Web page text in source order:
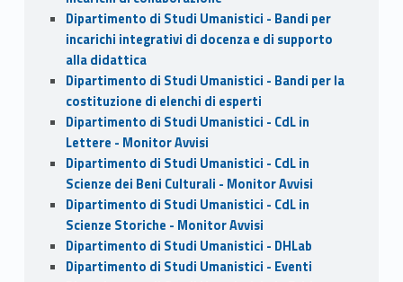
Dipartimento di Studi Umanistici - Bandi per
incarichi integrativi di docenza e di supporto
alla didattica
Dipartimento di Studi Umanistici - Bandi per la
costituzione di elenchi di esperti
Dipartimento di Studi Umanistici - CdL in
Lettere - Monitor Avvisi
Dipartimento di Studi Umanistici - CdL in
Scienze dei Beni Culturali - Monitor Avvisi
Dipartimento di Studi Umanistici - CdL in
Scienze Storiche - Monitor Avvisi
Dipartimento di Studi Umanistici - DHLab
Dipartimento di Studi Umanistici - Eventi